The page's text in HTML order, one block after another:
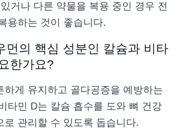
거나 다른 약물을 복용 중인 경우 전
용하는 것이 좋습니다.
먼의 핵심 성분인 칼슘과 비타
한가요?
하게 유지하고 골다공증을 예방하는
타민 D는 칼슘 흡수를 도와 뼈 건강
로 관리할 수 있도록 돕습니다.